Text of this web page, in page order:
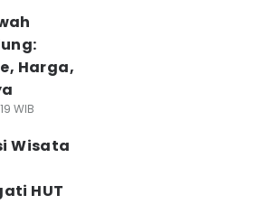
Harga,
WIB
Wisata
HUT